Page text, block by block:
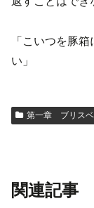
「こいつを豚
い」
第一章 ブリス
関連記事